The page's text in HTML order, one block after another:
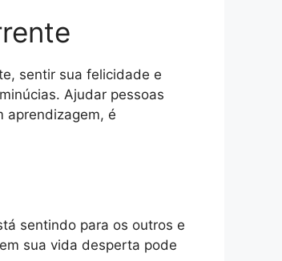
sentir sua felicidade e
Ajudar pessoas
aprendizagem, é
sentindo para os outros e
sua vida desperta pode